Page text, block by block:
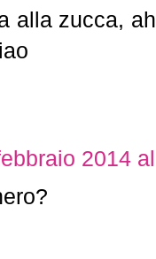
alla zucca,
2014